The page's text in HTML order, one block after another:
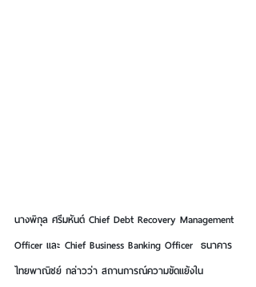
นางพิกุล ศรีมหันต์ Chief Debt Recovery Management
Officer และ Chief Business Banking Officer  ธนาคาร
ไทยพาณิชย์ กล่าวว่า สถานการณ์ความขัดแย้งใน